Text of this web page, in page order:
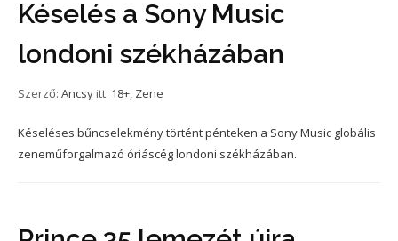
Késelés a Sony Music
londoni székházában
Szerző: Ancsy itt: 18+, Zene
Késeléses bűncselekmény történt pénteken a Sony Music globális
zeneműforgalmazó óriáscég londoni székházában.